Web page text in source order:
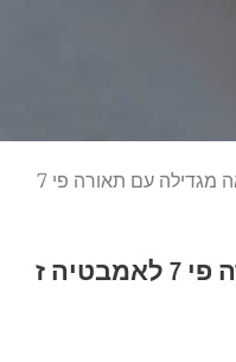
/ מראה מגדילה עם תאורה פי 7
מראה מגדילה עם תאורה פי 7 לאמבטיה ז